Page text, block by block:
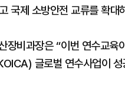
국제 소방안전 교류를 확대
장비과장은 “이번 연수교육
글로벌 연수사업이